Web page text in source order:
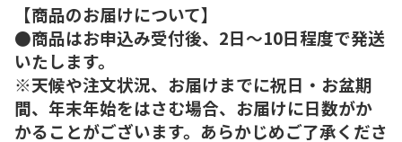
【商品のお届けについて】
●商品はお申込み受付後、2日～10日程度で発送
いたします。
※天候や注文状況、お届けまでに祝日・お盆期
間、年末年始をはさむ場合、お届けに日数がか
かることがございます。あらかじめご了承くださ